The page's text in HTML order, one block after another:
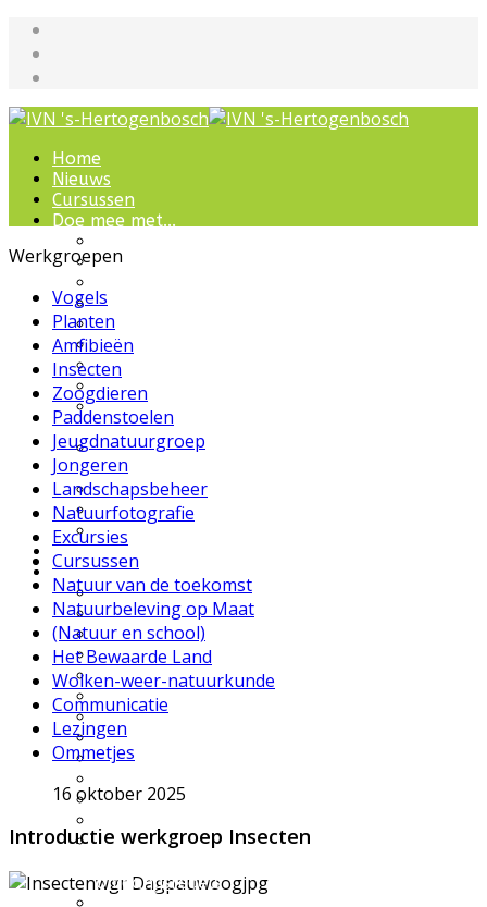
Home
Nieuws
Cursussen
Doe mee met...
IVN natuurcursussen
Landschapsbeheer
Jeugdnatuurgroep
Het Bewaarde Land
Lezingen over natuur
IVN Natuurschool
Natuurbeleving voor
bijzondere groepen
Wandelingen en
ommetjes
UWES wandelingen
Natuurfilmpje kijken
IVN activiteitenfolder
Natuurgebieden
Vereniging
Over IVN natuureducatie
Werkgroepen
Lid of Donateur worden?
Nieuwsflits nieuwsbrief
Den Boschrietsangher
Jaarboeken
Bestuur
Ledenvergaderingen
Vacatures
Handboek werkgroepen
Statuten, huishoudelijk
omgangsregels
Werkgroepen
Vogels
Planten
Amfibieën
Insecten
Zoogdieren
Paddenstoelen
Jeugdnatuurgroep
Jongeren
Landschapsbeheer
Natuurfotografie
Excursies
Cursussen
Natuur van de toekomst
Natuurbeleving op Maat
(Natuur en school)
Het Bewaarde Land
Wolken-weer-natuurkunde
Communicatie
Lezingen
Ommetjes
16 oktober 2025
Introductie werkgroep Insecten